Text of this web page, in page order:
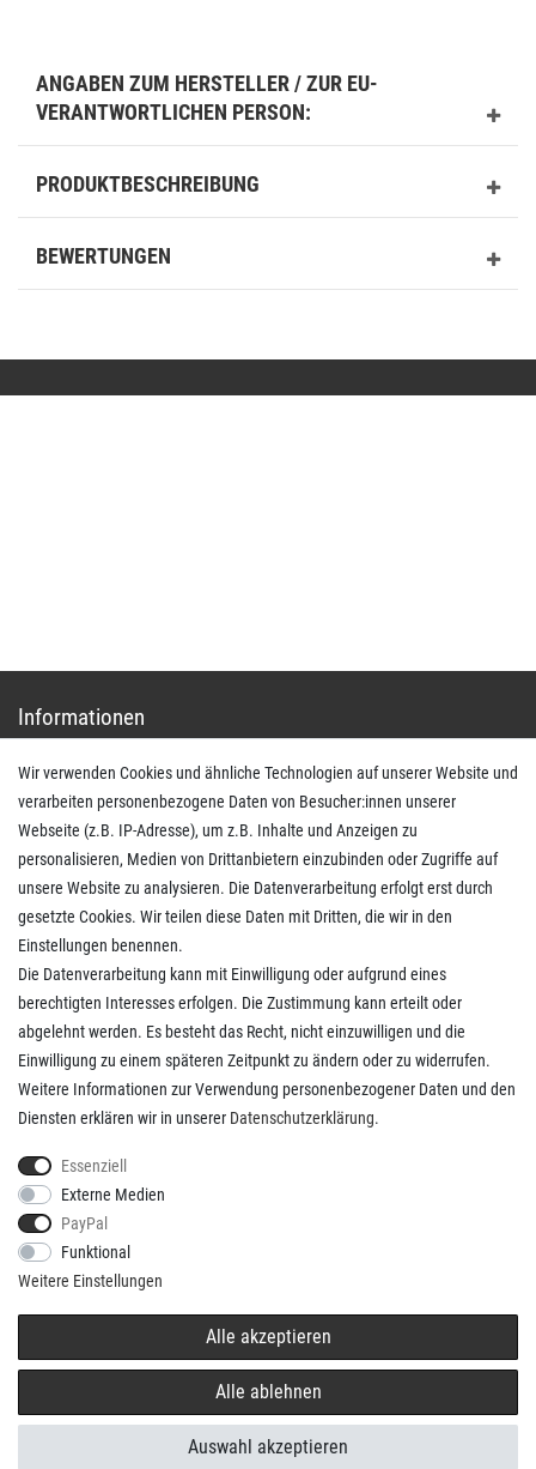
ANGABEN ZUM HERSTELLER / ZUR EU-
VERANTWORTLICHEN PERSON:
PRODUKTBESCHREIBUNG
BEWERTUNGEN
Informationen
Impressum
AGB
Daten­schutz­erklärung
Widerrufs­recht
Kaufvertrag widerrufen
Kunden Service
Anmelden
Registrieren
Kontakt
* Alle Preise verstehen sich inkl. gesetzl. MwSt. undVersandkosten/
© copyright 2026 Basitshop / Realisation colornativ/
Wir verwenden Cookies und ähnliche Technologien auf unserer Website und
verarbeiten personenbezogene Daten von Besucher:innen unserer
Webseite (z.B. IP-Adresse), um z.B. Inhalte und Anzeigen zu
personalisieren, Medien von Drittanbietern einzubinden oder Zugriffe auf
unsere Website zu analysieren. Die Datenverarbeitung erfolgt erst durch
gesetzte Cookies. Wir teilen diese Daten mit Dritten, die wir in den
Einstellungen benennen.
Die Datenverarbeitung kann mit Einwilligung oder aufgrund eines
berechtigten Interesses erfolgen. Die Zustimmung kann erteilt oder
abgelehnt werden. Es besteht das Recht, nicht einzuwilligen und die
Einwilligung zu einem späteren Zeitpunkt zu ändern oder zu widerrufen.
Weitere Informationen zur Verwendung personenbezogener Daten und den
Diensten erklären wir in unserer Daten­schutz­erklärung.
Essenziell
Externe Medien
PayPal
Funktional
Weitere Einstellungen
Alle akzeptieren
Alle ablehnen
Auswahl akzeptieren